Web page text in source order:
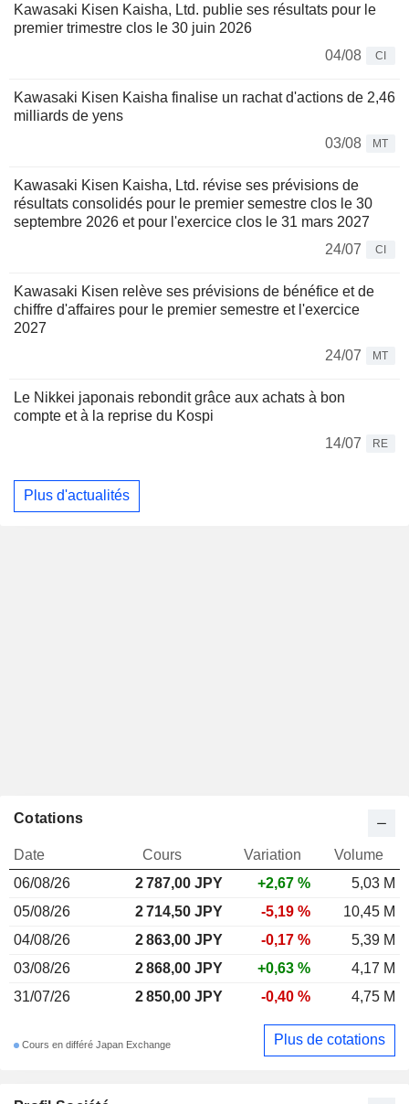
Kawasaki Kisen Kaisha, Ltd. publie ses résultats pour le
premier trimestre clos le 30 juin 2026
04/08
CI
Kawasaki Kisen Kaisha finalise un rachat d'actions de 2,46
milliards de yens
03/08
MT
Kawasaki Kisen Kaisha, Ltd. révise ses prévisions de
résultats consolidés pour le premier semestre clos le 30
septembre 2026 et pour l'exercice clos le 31 mars 2027
24/07
CI
Kawasaki Kisen relève ses prévisions de bénéfice et de
chiffre d'affaires pour le premier semestre et l'exercice
2027
24/07
MT
Le Nikkei japonais rebondit grâce aux achats à bon
compte et à la reprise du Kospi
14/07
RE
Plus d'actualités
Cotations
Date Cours Variation
Volume
06/08/26
2 787,00 JPY +2,67 %
5,03 M
05/08/26
2 714,50 JPY -5,19 %
10,45 M
04/08/26
2 863,00 JPY -0,17 %
5,39 M
03/08/26
2 868,00 JPY +0,63 %
4,17 M
31/07/26
2 850,00 JPY -0,40 % 4,75 M
Cours en différé Japan Exchange Plus de cotations